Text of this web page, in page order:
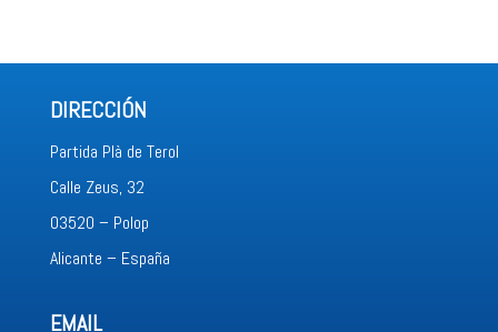
DIRECCIÓN
Partida Plà de Terol
Calle Zeus, 32
03520 – Polop
Alicante – España
EMAIL